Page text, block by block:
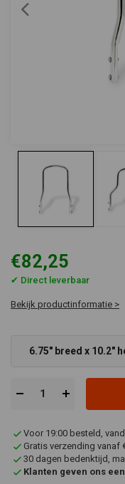
€82,25
✔ Direct leverbaar
Bekijk productinformatie >
6.75" breed x 10.2"
Voor 19:00 besteld,
Gratis verzending vanaf
30 dagen bedenktijd,
Klanten geven ons